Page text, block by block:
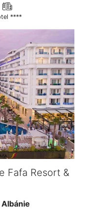
****
Fafa Resort &
Albánie